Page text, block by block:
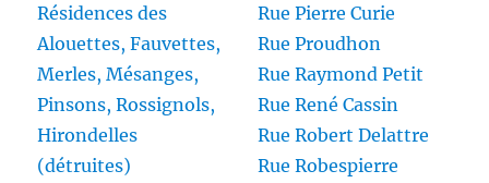
Résidences des
Alouettes, Fauvettes,
Merles, Mésanges,
Pinsons, Rossignols,
Hirondelles
(détruites)
Rue Pierre Curie
Rue Proudhon
Rue Raymond Petit
Rue René Cassin
Rue Robert Delattre
Rue Robespierre